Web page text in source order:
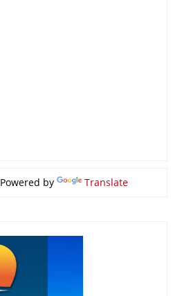
Powered by Translate